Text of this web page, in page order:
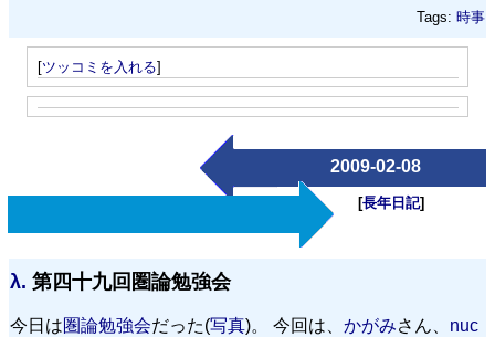
Tags: 時事
[ツッコミを入れる]
2009-02-08
[長年日記]
λ. 第四十九回圏論勉強会
今日は圏論勉強会だった(写真)。 今回は、 かがみさん、 nuc